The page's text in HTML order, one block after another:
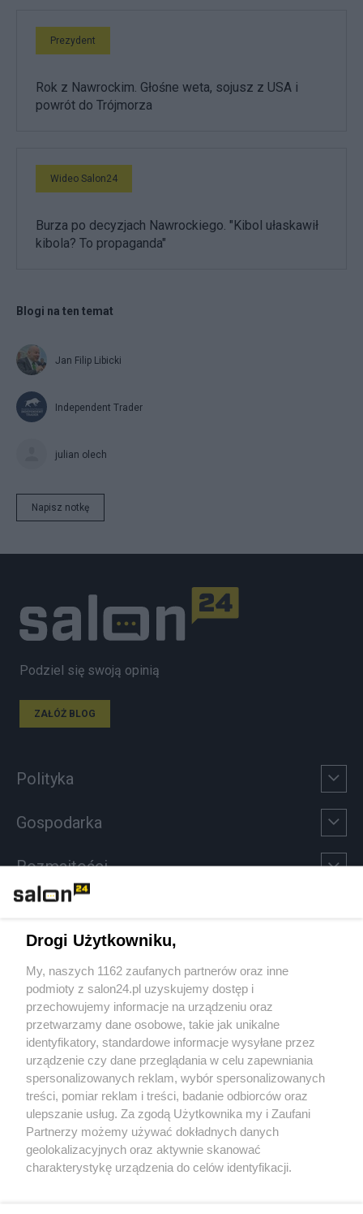
Prezydent
Rok z Nawrockim. Głośne weta, sojusz z USA i
powrót do Trójmorza
Wideo Salon24
Burza po decyzjach Nawrockiego. "Kibol ułaskawił
kibola? To propaganda"
Blogi na ten temat
Jan Filip Libicki
Independent Trader
julian olech
Napisz notkę
Podziel się swoją opinią
ZAŁÓŻ BLOG
Polityka
Gospodarka
Rozmaitości
Sport
Społeczeństwo
Kultura
X Facebook Instagram Youtube
Drogi Użytkowniku,
My, naszych 1162 zaufanych partnerów oraz inne
podmioty z salon24.pl uzyskujemy dostęp i
przechowujemy informacje na urządzeniu oraz
przetwarzamy dane osobowe, takie jak unikalne
identyfikatory, standardowe informacje wysyłane przez
urządzenie czy dane przeglądania w celu zapewniania
spersonalizowanych reklam, wybór spersonalizowanych
treści, pomiar reklam i treści, badanie odbiorców oraz
ulepszanie usług. Za zgodą Użytkownika my i Zaufani
Partnerzy możemy używać dokładnych danych
geolokalizacyjnych oraz aktywnie skanować
charakterystykę urządzenia do celów identyfikacji.